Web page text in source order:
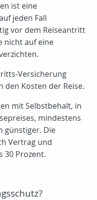
ist eine
jeden Fall
vor dem Reiseantritt
nicht auf eine
Versicherung
den Kosten der Reise.
mit Selbstbehalt, in
mindestens
günstiger. Die
Vertrag und
30 Prozent.